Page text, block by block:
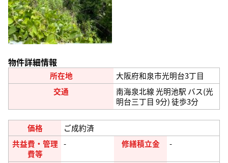
物件詳細情報
所在地
大阪府和泉市光明台3丁目
交通
南海泉北線 光明池駅 バス(光
明台三丁目 9分) 徒歩3分
価格
ご成約済
共益費・管理
費等
- 修繕積立金 -